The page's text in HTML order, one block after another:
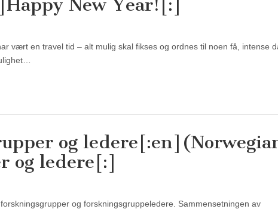
New Year![:]
vært en travel tid – alt mulig skal fikses og ordnes til noen få, intense
og
og ledere[:]
og forskningsgruppeledere. Sammensetningen av